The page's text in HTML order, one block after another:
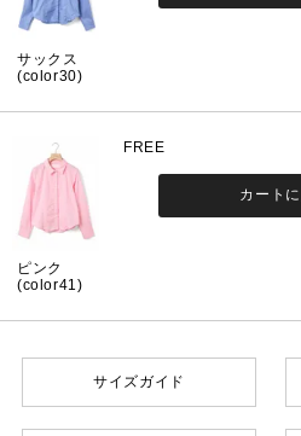
サックス
(color30)
ピンク
(color41)
FREE
カート
サイズガイド